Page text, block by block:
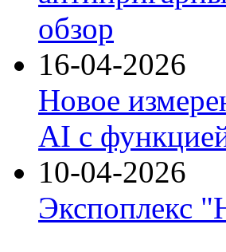
обзор
16-04-2026
Новое
AI с
10-04-2026
Экспоплекс